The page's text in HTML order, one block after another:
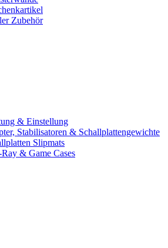
Zubehör
& Einstellung
Stabilisatoren & Schallplattengewichte
Slipmats
& Game Cases